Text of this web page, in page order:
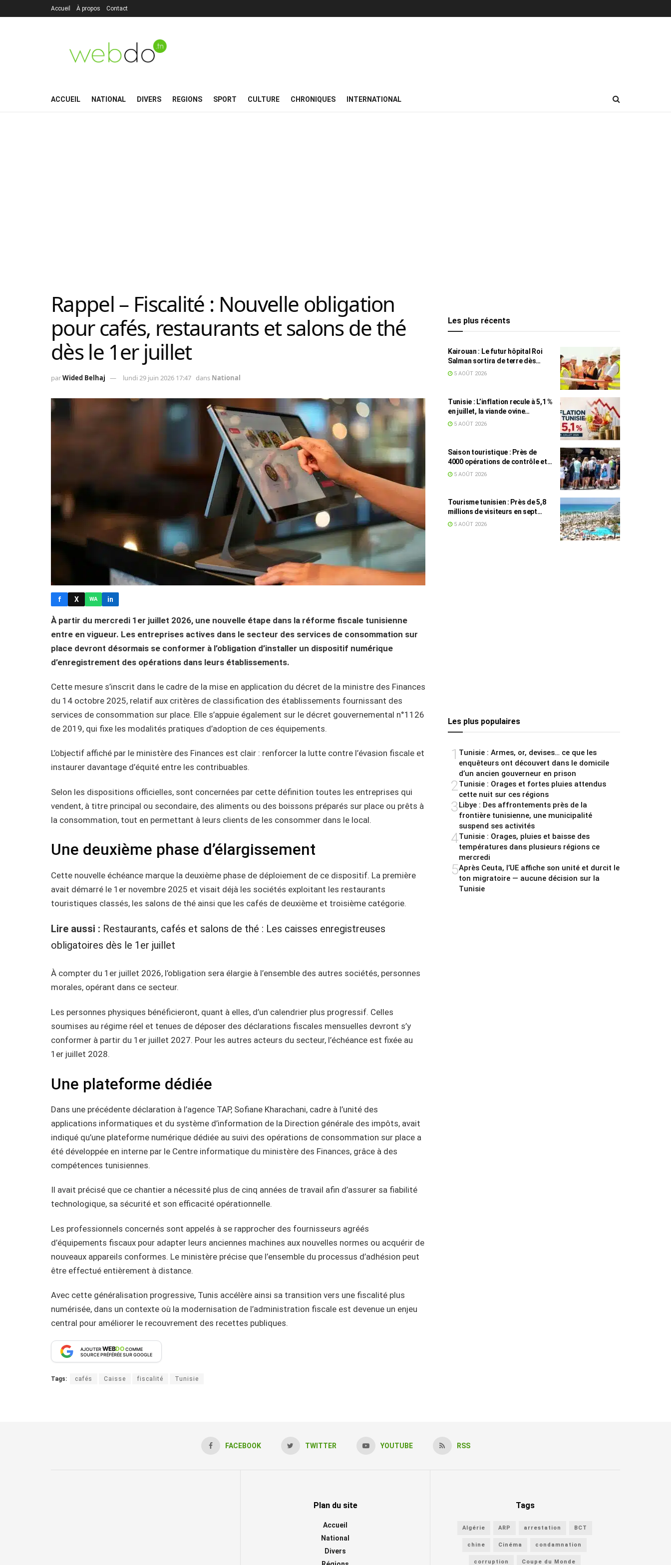
Accueil À propos Contact
ACCUEIL NATIONAL DIVERS REGIONS SPORT CULTURE CHRONIQUES INTERNATIONAL
Rappel – Fiscalité : Nouvelle obligation
pour cafés, restaurants et salons de thé
dès le 1er juillet
parWided Belhaj lundi 29 juin 2026 17:47 dans National
f X WA in
À partir du mercredi 1er juillet 2026, une nouvelle étape dans la réforme fiscale tunisienne
entre en vigueur. Les entreprises actives dans le secteur des services de consommation sur
place devront désormais se conformer à l’obligation d’installer un dispositif numérique
d’enregistrement des opérations dans leurs établissements.
Cette mesure s’inscrit dans le cadre de la mise en application du décret de la ministre des Finances
du 14 octobre 2025, relatif aux critères de classification des établissements fournissant des
services de consommation sur place. Elle s’appuie également sur le décret gouvernemental n°1126
de 2019, qui fixe les modalités pratiques d’adoption de ces équipements.
L’objectif affiché par le ministère des Finances est clair : renforcer la lutte contre l’évasion fiscale et
instaurer davantage d’équité entre les contribuables.
Selon les dispositions officielles, sont concernées par cette définition toutes les entreprises qui
vendent, à titre principal ou secondaire, des aliments ou des boissons préparés sur place ou prêts à
la consommation, tout en permettant à leurs clients de les consommer dans le local.
Une deuxième phase d’élargissement
Cette nouvelle échéance marque la deuxième phase de déploiement de ce dispositif. La première
avait démarré le 1er novembre 2025 et visait déjà les sociétés exploitant les restaurants
touristiques classés, les salons de thé ainsi que les cafés de deuxième et troisième catégorie.
Lire aussi : Restaurants, cafés et salons de thé : Les caisses enregistreuses
obligatoires dès le 1er juillet
À compter du 1er juillet 2026, l’obligation sera élargie à l’ensemble des autres sociétés, personnes
morales, opérant dans ce secteur.
Les personnes physiques bénéficieront, quant à elles, d’un calendrier plus progressif. Celles
soumises au régime réel et tenues de déposer des déclarations fiscales mensuelles devront s’y
conformer à partir du 1er juillet 2027. Pour les autres acteurs du secteur, l’échéance est fixée au
1er juillet 2028.
Une plateforme dédiée
Dans une précédente déclaration à l’agence TAP, Sofiane Kharachani, cadre à l’unité des
applications informatiques et du système d’information de la Direction générale des impôts, avait
indiqué qu’une plateforme numérique dédiée au suivi des opérations de consommation sur place a
été développée en interne par le Centre informatique du ministère des Finances, grâce à des
compétences tunisiennes.
Il avait précisé que ce chantier a nécessité plus de cinq années de travail afin d’assurer sa fiabilité
technologique, sa sécurité et son efficacité opérationnelle.
Les professionnels concernés sont appelés à se rapprocher des fournisseurs agréés
d’équipements fiscaux pour adapter leurs anciennes machines aux nouvelles normes ou acquérir de
nouveaux appareils conformes. Le ministère précise que l’ensemble du processus d’adhésion peut
être effectué entièrement à distance.
Avec cette généralisation progressive, Tunis accélère ainsi sa transition vers une fiscalité plus
numérisée, dans un contexte où la modernisation de l’administration fiscale est devenue un enjeu
central pour améliorer le recouvrement des recettes publiques.
AJOUTERWEBDOCOMME
SOURCE PRÉFÉRÉE SUR GOOGLE
Tags: cafés Caisse fiscalité Tunisie
Les plus récents
Kairouan : Le futur hôpital Roi
Salman sortira de terre dès
septembre
5 AOÛT 2026
Tunisie : L’inflation recule à 5,1 %
en juillet, la viande ovine
toujours en tête des hausses
5 AOÛT 2026
Saison touristique : Près de
4000 opérations de contrôle et
6,75 millions de dinars pour
5 AOÛT 2026
Tourisme tunisien : Près de 5,8
millions de visiteurs en sept
mois, une croissance portée par
5 AOÛT 2026
Les plus populaires
1 Tunisie : Armes, or, devises… ce que les
enquêteurs ont découvert dans le domicile
d’un ancien gouverneur en prison
2Tunisie : Orages et fortes pluies attendus
cette nuit sur ces régions
3Libye : Des affrontements près de la
frontière tunisienne, une municipalité
suspend ses activités
4Tunisie : Orages, pluies et baisse des
températures dans plusieurs régions ce
mercredi
5Après Ceuta, l’UE affiche son unité et durcit le
ton migratoire — aucune décision sur la
Tunisie
FACEBOOK TWITTER YOUTUBE RSS
Plan du site
Accueil
National
Divers
Tags
Algérie ARP arrestation BCT
chine Cinéma condamnation
corruption Coupe du Monde